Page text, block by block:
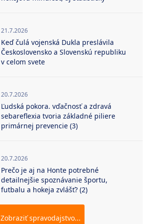
21.7.2026
Keď čulá vojenská Dukla preslávila
Československo a Slovenskú republiku
v celom svete
20.7.2026
Ľudská pokora. vďačnosť a zdravá
sebareflexia tvoria základné piliere
primárnej prevencie (3)
20.7.2026
Prečo je aj na Honte potrebné
detailnejšie spoznávanie športu,
futbalu a hokeja zvlášť? (2)
Zobraziť spravodajstvo...